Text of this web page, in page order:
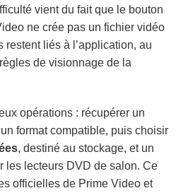
et précautions juridiques
vient du fait que le bouton
ne crée pas un fichier vidéo
liés à l’application, au
de visionnage de la
opérations : récupérer un
format compatible, puis choisir
, destiné au stockage, et un
les lecteurs DVD de salon. Ce
officielles de Prime Video et